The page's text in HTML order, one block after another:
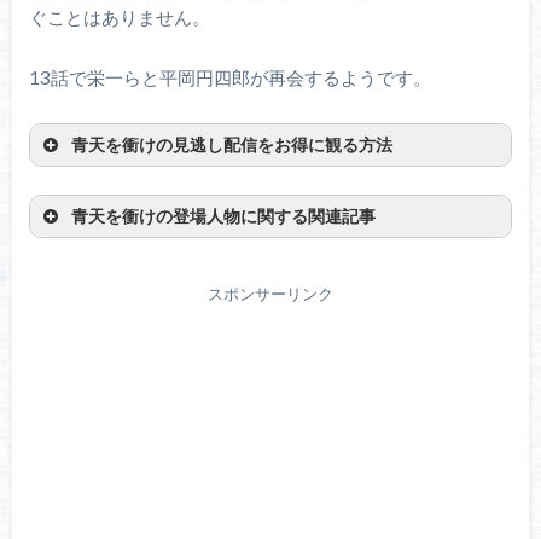
ぐことはありません。
13話で栄一らと平岡円四郎が再会するようです。
青天を衝けの見逃し配信をお得に観る方法
青天を衝けの登場人物に関する関連記事
スポンサーリンク